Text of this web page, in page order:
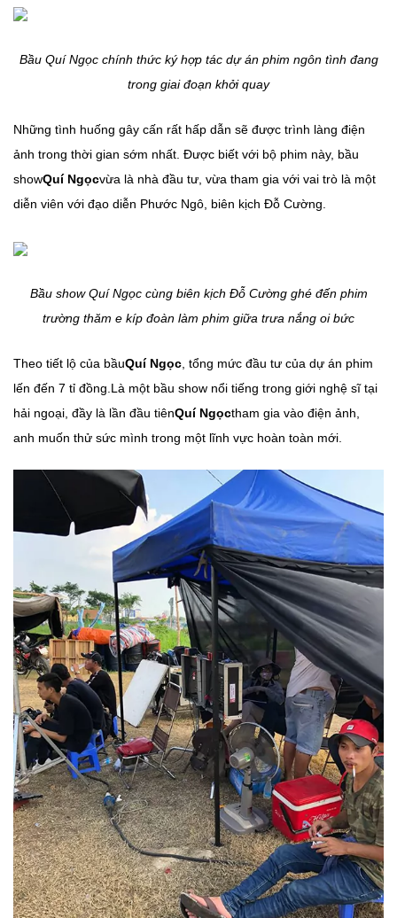
Bầu Quí Ngọc chính thức ký hợp tác dự án phim ngôn tình đang
trong giai đoạn khởi quay
Những tình huống gây cấn rất hấp dẫn sẽ được trình làng điện
ảnh trong thời gian sớm nhất. Được biết với bộ phim này, bầu
showQuí Ngọcvừa là nhà đầu tư, vừa tham gia với vai trò là một
diễn viên với đạo diễn Phước Ngô, biên kịch Đỗ Cường.
Bầu show Quí Ngọc cùng biên kịch Đỗ Cường ghé đến phim
trường thăm e kíp đoàn làm phim giữa trưa nắng oi bức
Theo tiết lộ của bầuQuí Ngọc, tổng mức đầu tư của dự án phim
lến đến 7 tỉ đồng.Là một bầu show nổi tiếng trong giới nghệ sĩ tại
hải ngoại, đầy là lần đầu tiênQuí Ngọctham gia vào điện ảnh,
anh muốn thử sức mình trong một lĩnh vực hoàn toàn mới.